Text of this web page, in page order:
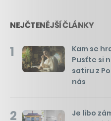
NEJČTENĚJŠÍ ČLÁNKY
1
Kam se
Pusťte si
satiru z
nás
2
Je libo